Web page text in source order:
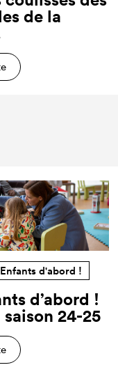
de la
d'abord !
d’abord !
24-25